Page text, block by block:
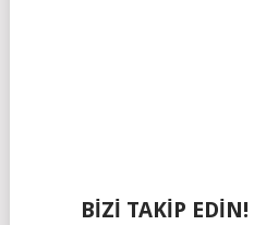
BIZI TAKIP EDIN!